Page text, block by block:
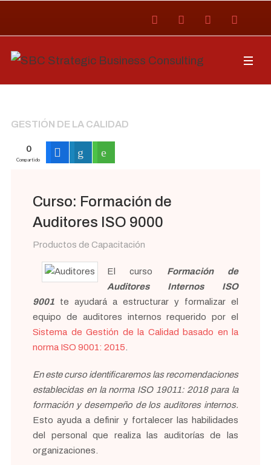
GESTIÓN DE LA CALIDAD
0
Compartido
Curso: Formación de
Auditores ISO 9000
Productos de Capacitación
El curso Formación de
Auditores Internos ISO
9001 te ayudará a estructurar y formalizar el
equipo de auditores internos requerido por el
Sistema de Gestión de la Calidad basado en la
norma ISO 9001: 2015
En este curso identificaremos las recomendaciones
establecidas en la norma ISO 19011: 2018 para la
formación y desempeño de los auditores internos.
Esto ayuda a definir y fortalecer las habilidades
del personal que realiza las auditorías de las
organizaciones.